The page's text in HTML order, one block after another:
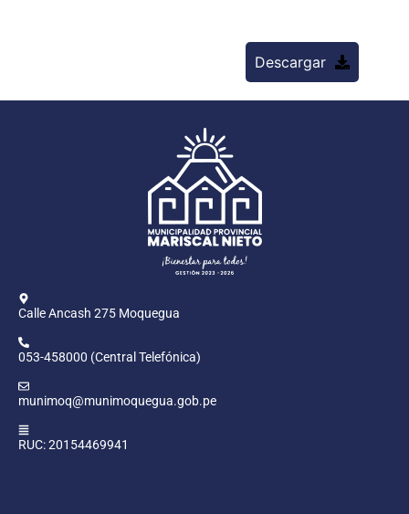
Descargar
Calle Ancash 275 Moquegua
053-458000 (Central Telefónica)
munimoq@munimoquegua.gob.pe
RUC: 20154469941